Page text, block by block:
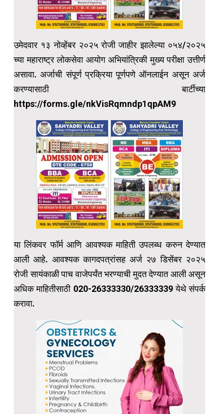
उमेदवार १३ नोव्हेंबर २०२५ रोजी जाहीर झालेल्या ०५४/२०२५
च्या महाराष्ट्र लोकसेवा आयोग अभियांत्रिकी मुख्य परीक्षा उत्तीर्ण
असावा. अर्जाची संपूर्ण प्रक्रिया पूर्णपणे ऑनलाईन असून अर्ज
करण्यासाठी बार्टीच्या
https://forms.gle/nkVisRqmndp1qpAM9
या लिंकवर फॉर्म आणि आवश्यक माहिती उपलब्ध करुन देण्यात
आली आहे. आवश्यक कागदपत्रांसह अर्ज २७ डिसेंबर २०२५
रोजी सायंकाळी पाच वाजेपर्यंत भरण्याची मुदत देण्यात आली असून
अधिक माहितीसाठी 020-26333330/26333339 येथे संपर्क
करावा.